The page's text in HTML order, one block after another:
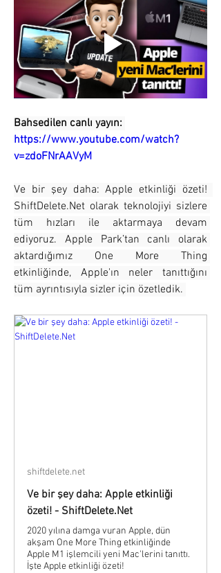
https://www.youtube.com/watch?
v=zdoFNrAAVyM
Ve bir şey daha: Apple etkinliği özeti!
ShiftDelete.Net olarak teknolojiyi sizlere
tüm hızları ile aktarmaya devam
ediyoruz. Apple Park’tan canlı olarak
aktardığımız One More Thing
etkinliğinde, Apple'ın neler tanıttığını
tüm ayrıntısıyla sizler için özetledik.
shiftdelete.net
Ve bir şey daha: Apple etkinliği
özeti! - ShiftDelete.Net
2020 yılına damga vuran Apple, dün
akşam One More Thing etkinliğinde
Apple M1 işlemcili yeni Mac'lerini tanıttı.
İşte Apple etkinliği özeti!